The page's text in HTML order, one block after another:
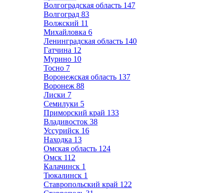
Волгоградская область 147
Волгоград 83
Волжский 11
Михайловка 6
Ленинградская область 140
Гатчина 12
Мурино 10
Тосно 7
Воронежская область 137
Воронеж 88
Лиски 7
Семилуки 5
Приморский край 133
Владивосток 38
Уссурийск 16
Находка 13
Омская область 124
Омск 112
Калачинск 1
Тюкалинск 1
Ставропольский край 122